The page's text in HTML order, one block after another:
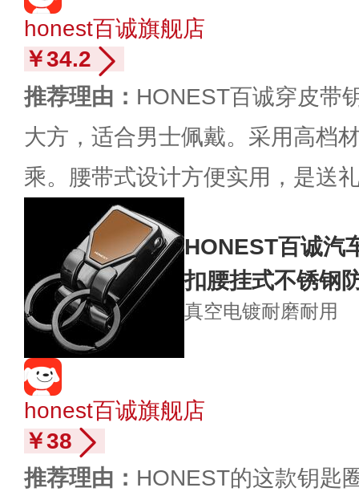
honest百诚旗舰店
￥34.2
推荐理由： HONEST百诚穿皮带
大方，适合男士佩戴。采用高档
乘。腰带式设计方便实用，是送
HONEST百诚汽
扣腰挂式不锈钢
真空电镀耐磨耐用
honest百诚旗舰店
￥38
推荐理由： HONEST的这款钥匙